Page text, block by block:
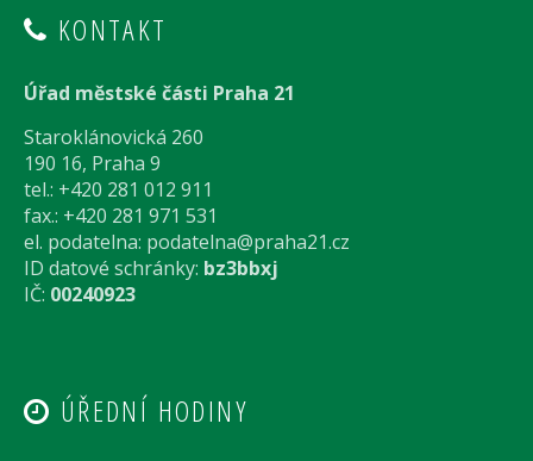
KONTAKT
Úřad městské části Praha 21
Staroklánovická 260
190 16, Praha 9
tel.: +420 281 012 911
fax.: +420 281 971 531
el. podatelna: podatelna@praha21.cz
ID datové schránky: bz3bbxj
IČ: 00240923
ÚŘEDNÍ HODINY